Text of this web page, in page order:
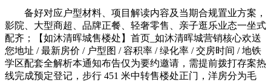
备好对应户型材料、项目解读内容及当期合规置业方案，
影院、大型商超、品牌正餐、轻奢零售、亲子逛乐业态一坐式
配齐；【如沐清晖城售楼处】首页_如沐清晖城营销核心欢送
您地址 / 最新房价 / 户型图 / 容积率 / 绿化率 / 交房时间 / 地铁
学区配套全解析本通知布告仅为要约邀请，需提前拨打存案热
线完成预定登记，步行 451 米中转售楼处正门，洋房分为毛